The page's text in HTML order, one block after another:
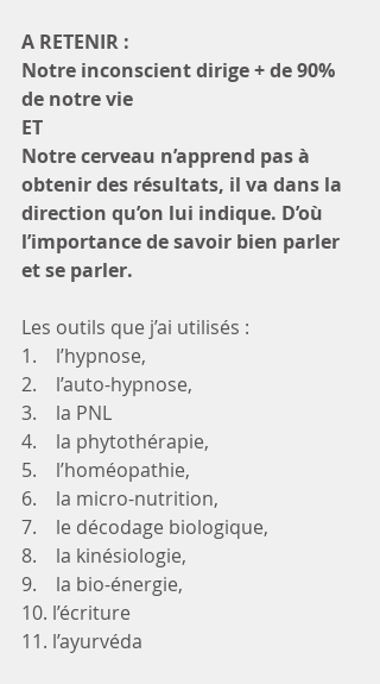
A RETENIR :
Notre inconscient dirige + de 90%
de notre vie
ET
Notre cerveau n’apprend pas à
obtenir des résultats, il va dans la
direction qu’on lui indique. D’où
l’importance de savoir bien parler
et se parler.
Les outils que j’ai utilisés :
1.    l’hypnose,
2.    l’auto-hypnose,
3.    la PNL
4.    la phytothérapie,
5.    l’homéopathie,
6.    la micro-nutrition,
7.    le décodage biologique,
8.    la kinésiologie,
9.    la bio-énergie,
10. l’écriture
11. l’ayurvéda